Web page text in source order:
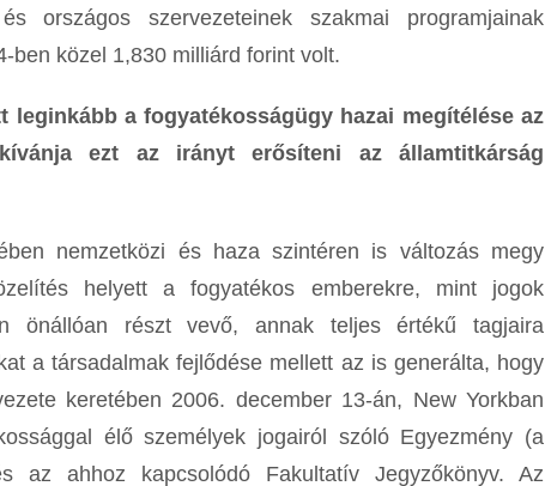
országos szervezeteinek szakmai programjainak
ben közel 1,830 milliárd forint volt.
leginkább a fogyatékosságügy hazai megítélése az
ezt az irányt erősíteni az államtitkárság
nemzetközi és haza szintéren is változás megy
helyett a fogyatékos emberekre, mint jogok
önállóan részt vevő, annak teljes értékű tagjaira
a társadalmak fejlődése mellett az is generálta, hogy
keretében 2006. december 13-án, New Yorkban
élő személyek jogairól szóló Egyezmény (a
az ahhoz kapcsolódó Fakultatív Jegyzőkönyv. Az